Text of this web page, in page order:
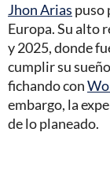
Jhon Arias puso
Europa. Su alto
y 2025, donde
cumplir su
fichando con
embargo, la
de lo planeado.